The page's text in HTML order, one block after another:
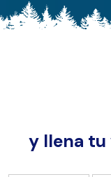
y llena tu